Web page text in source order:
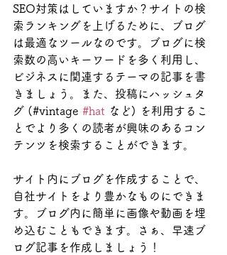
SEO対策はしていますか？サイトの検
索ランキングを上げるために、ブログ
は最適なツールなのです。ブログに検
索数の高いキーワードを多く利用し、
ビジネスに関連するテーマの記事を書
きましょう。また、投稿にハッシュタ
グ (#vintage #hat など) を利用するこ
とでより多くの読者が興味のあるコン
テンツを検索することができます。
サイト内にブログを作成することで、
自社サイトをより豊かなものにできま
す。ブログ内に簡単に画像や動画を埋
め込むこともできます。さぁ、早速ブ
ログ記事を作成しましょう！